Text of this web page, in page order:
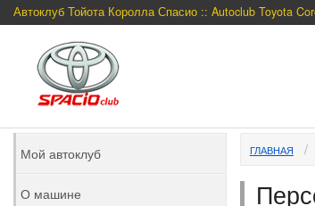
Автоклуб Тойота Королла Спасио :: Autoclub Toyota
ГЛАВНАЯ
Мой автоклуб
О машине